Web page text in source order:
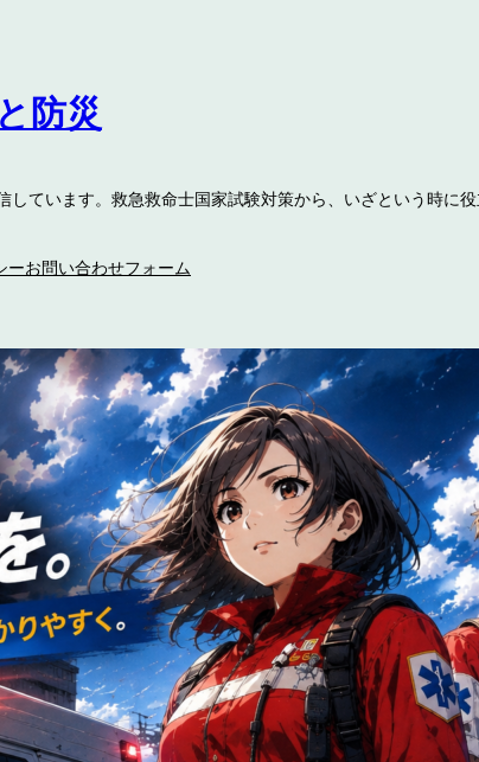
防災
ています。救急救命士国家試験対策から、いざという時に
ーお問い合わせフォーム